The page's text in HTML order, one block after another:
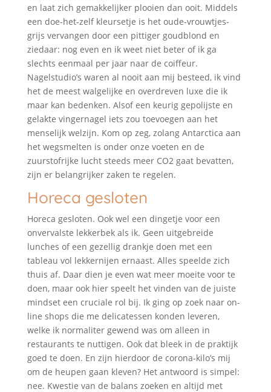
en laat zich gemakkelijker plooien dan ooit. Middels
een doe-het-zelf kleursetje is het oude-vrouwtjes-
grijs vervangen door een pittiger goudblond en
ziedaar: nog even en ik weet niet beter of ik ga
slechts eenmaal per jaar naar de coiffeur.
Nagelstudio’s waren al nooit aan mij besteed, ik vind
het de meest walgelijke en overdreven luxe die ik
maar kan bedenken. Alsof een keurig gepolijste en
gelakte vingernagel iets zou toevoegen aan het
menselijk welzijn. Kom op zeg, zolang Antarctica aan
het wegsmelten is onder onze voeten en de
zuurstofrijke lucht steeds meer CO2 gaat bevatten,
zijn er belangrijker zaken te regelen.
Horeca gesloten
Horeca gesloten. Ook wel een dingetje voor een
onvervalste lekkerbek als ik. Geen uitgebreide
lunches of een gezellig drankje doen met een
tableau vol lekkernijen ernaast. Alles speelde zich
thuis af. Daar dien je even wat meer moeite voor te
doen, maar ook hier speelt het vinden van de juiste
mindset een cruciale rol bij. Ik ging op zoek naar on-
line shops die me delicatessen konden leveren,
welke ik normaliter gewend was om alleen in
restaurants te nuttigen. Ook dat bleek in de praktijk
goed te doen. En zijn hierdoor de corona-kilo’s mij
om de heupen gaan kleven? Het antwoord is simpel:
nee. Kwestie van de balans zoeken en altijd met